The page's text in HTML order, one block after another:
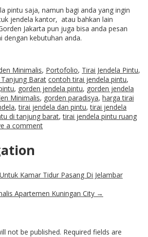
pintu saja, namun bagi anda yang ingin
jendela kantor, atau bahkan lain
Jakarta pun juga bisa anda pesan
dengan kebutuhan anda.
Minimalis, Portofolio, Tirai Jendela Pintu,
Tanjung Barat contoh tirai jendela pintu,
, gorden jendela pintu, gorden jendela
Minimalis, gorden paradisya, harga tirai
,tirai jendela dan pintu,tirai jendela
di tanjung barat,tirai jendela pintu ruang
a comment
Kamar Tidur Pasang Di Jelambar
Apartemen Kuningan City →
not be published. Required fields are